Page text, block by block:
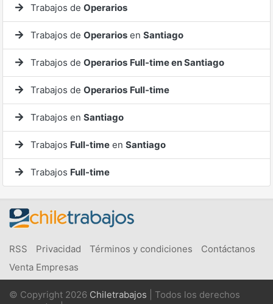
Trabajos de Operarios
Trabajos de Operarios en Santiago
Trabajos de Operarios Full-time en Santiago
Trabajos de Operarios Full-time
Trabajos en Santiago
Trabajos Full-time en Santiago
Trabajos Full-time
RSS Privacidad Términos y condiciones
Contáctanos
Venta Empresas
© Copyright 2026 Chiletrabajos | Todos los derechos